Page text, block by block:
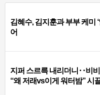
김혜수, 김지훈과 부부 케미
어
지퍼 스르륵 내리더니‥비
“왜 저래vs이게 워터밤” 시